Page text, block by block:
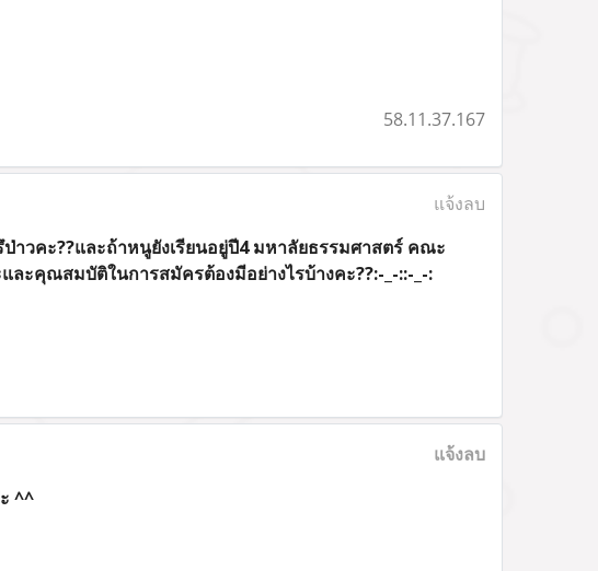
58.11.37.167
แจ้งลบ
วคะ??และถ้าหนูยังเรียนอยู่ปี4 มหาลัยธรรมศาสตร์ คณะ
ะคุณสมบัติในการสมัครต้องมีอย่างไรบ้างคะ??:-_-::-_-:
แจ้งลบ
^^